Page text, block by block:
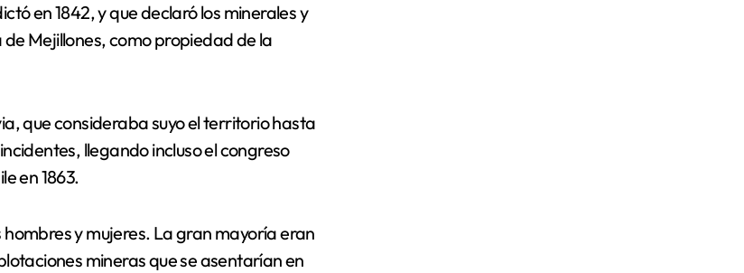
en 1842, y que declaró los minerales y
Mejillones, como propiedad de la
que consideraba suyo el territorio hasta
llegando incluso el congreso
en 1863.
y mujeres. La gran mayoría eran
mineras que se asentarían en